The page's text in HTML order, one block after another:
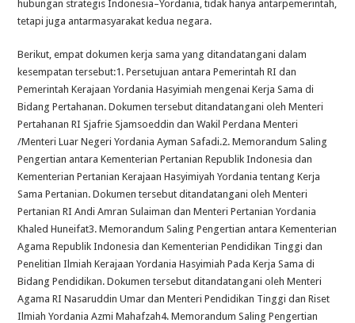
hubungan strategis Indonesia–Yordania, tidak hanya antarpemerintah,
tetapi juga antarmasyarakat kedua negara.
Berikut, empat dokumen kerja sama yang ditandatangani dalam
kesempatan tersebut:1. Persetujuan antara Pemerintah RI dan
Pemerintah Kerajaan Yordania Hasyimiah mengenai Kerja Sama di
Bidang Pertahanan. Dokumen tersebut ditandatangani oleh Menteri
Pertahanan RI Sjafrie Sjamsoeddin dan Wakil Perdana Menteri
/Menteri Luar Negeri Yordania Ayman Safadi.2. Memorandum Saling
Pengertian antara Kementerian Pertanian Republik Indonesia dan
Kementerian Pertanian Kerajaan Hasyimiyah Yordania tentang Kerja
Sama Pertanian. Dokumen tersebut ditandatangani oleh Menteri
Pertanian RI Andi Amran Sulaiman dan Menteri Pertanian Yordania
Khaled Huneifat3. Memorandum Saling Pengertian antara Kementerian
Agama Republik Indonesia dan Kementerian Pendidikan Tinggi dan
Penelitian Ilmiah Kerajaan Yordania Hasyimiah Pada Kerja Sama di
Bidang Pendidikan. Dokumen tersebut ditandatangani oleh Menteri
Agama RI Nasaruddin Umar dan Menteri Pendidikan Tinggi dan Riset
Ilmiah Yordania Azmi Mahafzah4. Memorandum Saling Pengertian